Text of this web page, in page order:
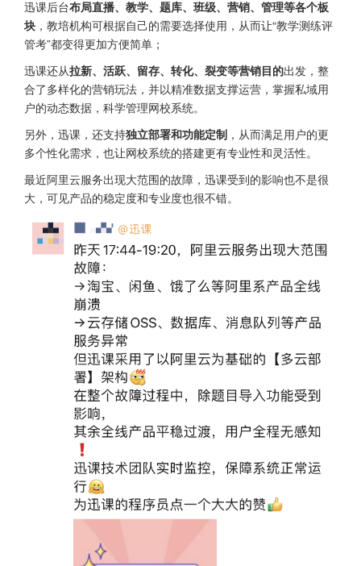
迅课后台布局直播、教学、题库、班级、营销、管理等各个板
块 ，教培机构可根据自己的需要选择使用，从而让“教学测练评
管考”都变得更加方便简单；
迅课还从拉新、活跃、留存、转化、裂变等营销目的出发，整
合了多样化的营销玩法，并以精准数据支撑运营，掌握私域用
户的动态数据，科学管理网校系统。
另外，迅课，还支持独立部署和功能定制 ，从而满足用户的更
多个性化需求，也让网校系统的搭建更有专业性和灵活性。
最近阿里云服务出现大范围的故障，迅课受到的影响也不是很
大，可见产品的稳定度和专业度也很不错。